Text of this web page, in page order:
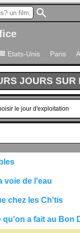
Etats-Unis Paris
JOURS SUR
voie de l'eau
chez les Ch'tis
qu'on a fait au Bon